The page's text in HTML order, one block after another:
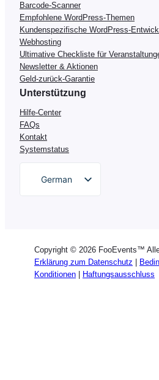
Barcode-Scanner
Empfohlene WordPress-Themen
Kundenspezifische WordPress-
Webhosting
Ultimative Checkliste für
Newsletter & Aktionen
Geld-zurück-Garantie
Unterstützung
Hilfe-Center
FAQs
Kontakt
Systemstatus
German
Italian
Portuguese
Copyright © 2026 FooEvents™
Erklärung zum Datenschutz
Konditionen
Haftungsausschluss